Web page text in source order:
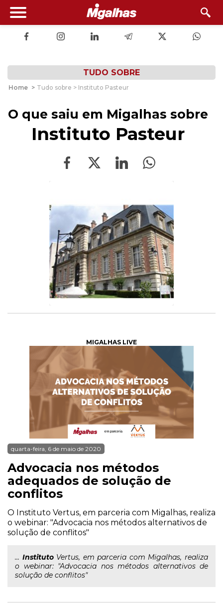
TUDO SOBRE
Home > Tudo sobre > Instituto Pasteur
O que saiu em Migalhas sobre
Instituto Pasteur
MIGALHAS LIVE
quarta-feira, 6 de maio de 2020
Advocacia nos métodos
adequados de solução de
conflitos
O Instituto Vertus, em parceria com Migalhas, realiza
o webinar: "Advocacia nos métodos alternativos de
solução de conflitos"
... InstitutoVertus, em parceria com Migalhas, realiza
o webinar: "Advocacia nos métodos alternativos de
solução de conflitos"